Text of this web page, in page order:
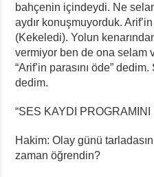
bahçenin içindeydi. Ne
aydır konuşmuyorduk.
(Kekeledi). Yolun
vermiyor ben de ona selam
“Arif’in parasını öde”
dedim.
“SES KAYDI
Hakim: Olay günü
zaman öğrendin?